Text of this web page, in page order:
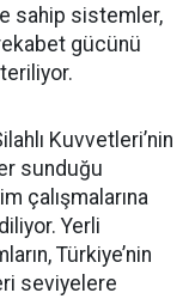
sahip sistemler,
gücünü
Kuvvetleri’nin
sunduğu
çalışmalarına
Yerli
Türkiye’nin
seviyelere